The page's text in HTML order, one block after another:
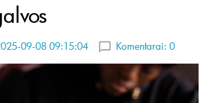
09-08 09:15:04 Komentarai: 0